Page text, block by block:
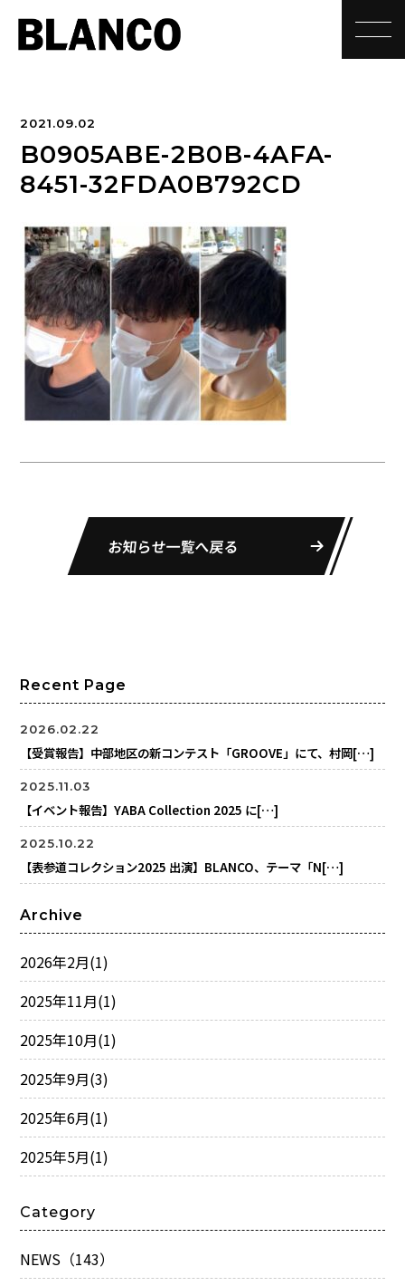
2021.09.02
B0905ABE-2B0B-4AFA-
8451-32FDA0B792CD
お知らせ一覧へ戻る
Recent Page
2026.02.22
【受賞報告】中部地区の新コンテスト「GROOVE」にて、村岡[…]
2025.11.03
【イベント報告】YABA Collection 2025 に[…]
2025.10.22
【表参道コレクション2025 出演】BLANCO、テーマ「N[…]
Archive
2026年2月(1)
2025年11月(1)
2025年10月(1)
2025年9月(3)
2025年6月(1)
2025年5月(1)
Category
NEWS（143）